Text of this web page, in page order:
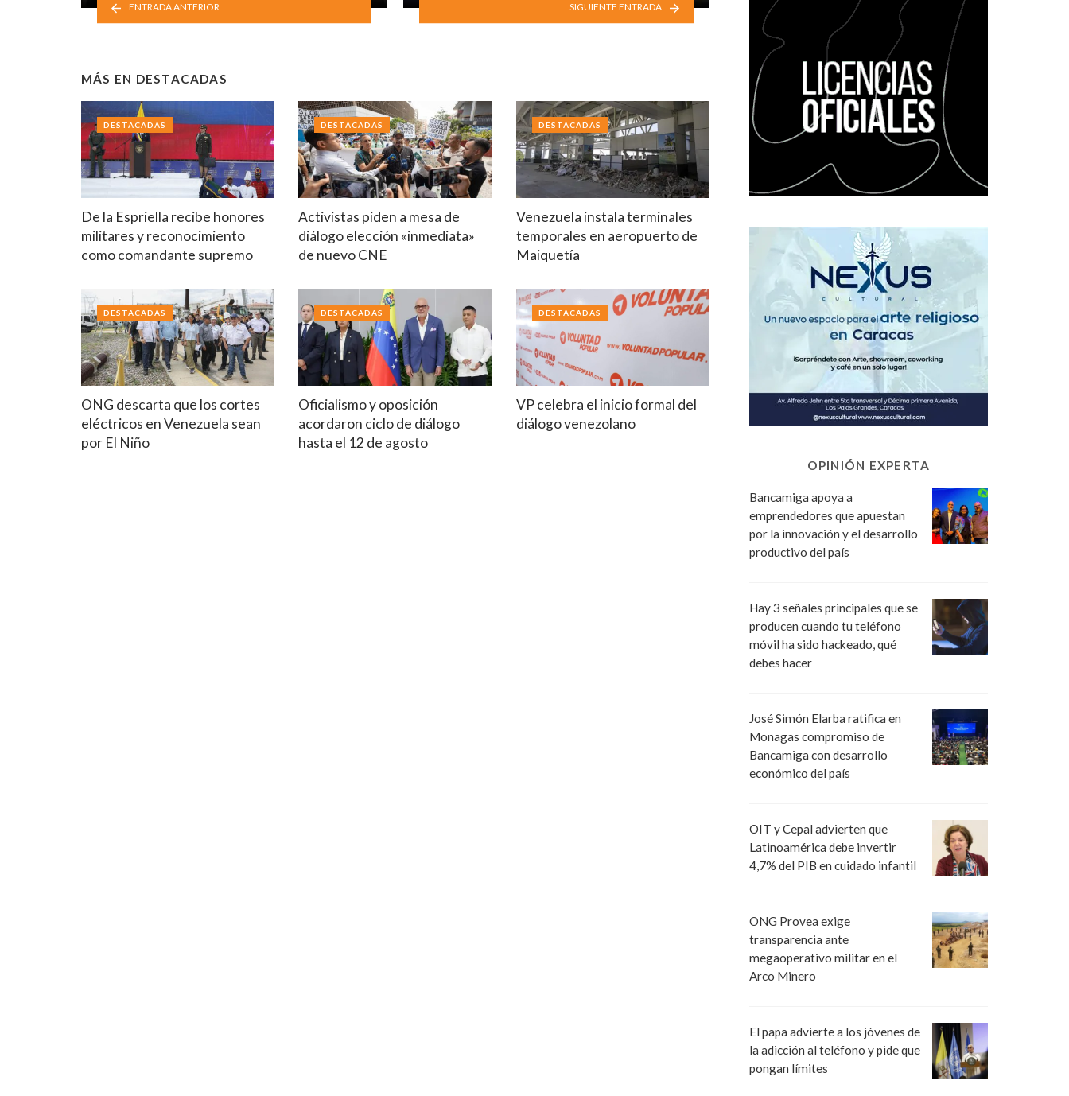
ENTRADA ANTERIOR SIGUIENTE ENTRADA
MÁS EN DESTACADAS
De la Espriella recibe honores
militares y reconocimiento
como comandante supremo
DESTACADAS
Activistas piden a mesa de
diálogo elección «inmediata»
de nuevo CNE
DESTACADAS
Venezuela instala terminales
temporales en aeropuerto de
Maiquetía
DESTACADAS
ONG descarta que los cortes
eléctricos en Venezuela sean
por El Niño
DESTACADAS
Oficialismo y oposición
acordaron ciclo de diálogo
hasta el 12 de agosto
DESTACADAS
VP celebra el inicio formal del
diálogo venezolano
DESTACADAS
OPINIÓN EXPERTA
Bancamiga apoya a
emprendedores que apuestan
por la innovación y el desarrollo
productivo del país
Hay 3 señales principales que se
producen cuando tu teléfono
móvil ha sido hackeado, qué
debes hacer
José Simón Elarba ratifica en
Monagas compromiso de
Bancamiga con desarrollo
económico del país
OIT y Cepal advierten que
Latinoamérica debe invertir
4,7% del PIB en cuidado infantil
ONG Provea exige
transparencia ante
megaoperativo militar en el
Arco Minero
El papa advierte a los jóvenes de
la adicción al teléfono y pide que
pongan límites